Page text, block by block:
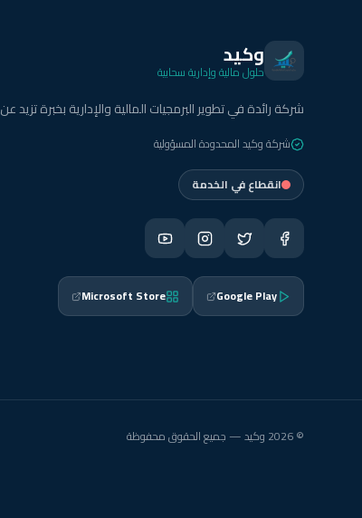
وكيد
حلول مالية وإدارية سحابية
شركة رائدة في تطوير البرمجيات المالية والإدارية بخبرة تزيد عن 15 عاماً.
شركة وكيد المحدودة المسؤولية
انقطاع في الخدمة
Google Play
Microsoft Store
© 2026 وكيد — جميع الحقوق محفوظة